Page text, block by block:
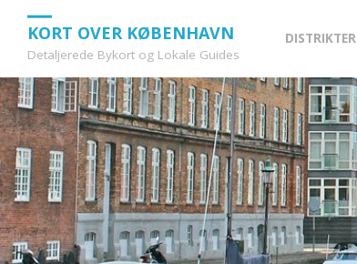
KORT OVER KØBENHAVN
Detaljerede Bykort og Lokale Guides
content
DISTRIKTER